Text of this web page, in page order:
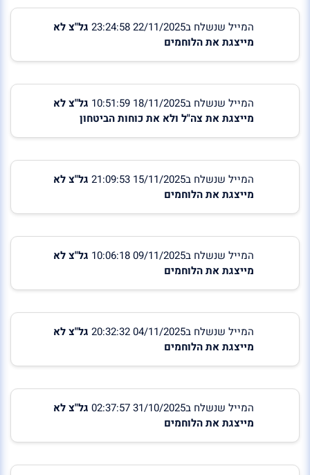
המייל שנשלח ב22/11/2025 23:24:58
גל"צ לא
מייצגת את הלוחמים
המייל שנשלח ב18/11/2025 10:51:59
גל"צ לא
מייצגת את צה"ל ולא את כוחות הביטחון
המייל שנשלח ב15/11/2025 21:09:53
גל"צ לא
מייצגת את הלוחמים
המייל שנשלח ב09/11/2025 10:06:18
גל"צ לא
מייצגת את הלוחמים
המייל שנשלח ב04/11/2025 20:32:32
גל"צ לא
מייצגת את הלוחמים
המייל שנשלח ב31/10/2025 02:37:57
גל"צ לא
מייצגת את הלוחמים